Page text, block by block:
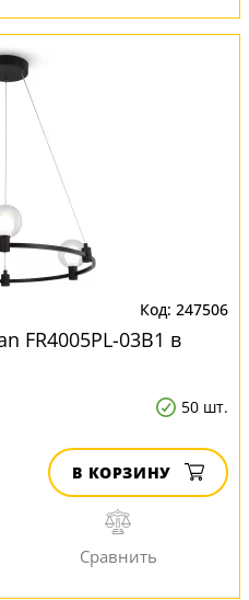
247506
FR4005PL-03B1 в
50 шт.
В КОРЗИНУ